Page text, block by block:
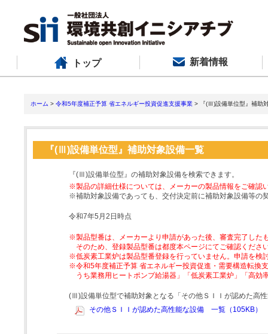
トップ 新着情報
ホーム > 令和5年度補正予算 省エネルギー投資促進支援事業 > 『(Ⅲ)設備単位型』補助
『(Ⅲ)設備単位型』補助対象設備一覧
『(Ⅲ)設備単位型』の補助対象設備を検索できます。
※製品の詳細仕様については、メーカーの製品情報をご確認
※補助対象設備であっても、交付決定前に補助対象設備等の
令和7年5月2日時点
※製品型番は、メーカーより申請があった後、審査完了した
そのため、登録製品型番は都度本ページにてご確認くださ
※低炭素工業炉は製品型番登録を行っていません。申請を検
※令和5年度補正予算 省エネルギー投資促進・需要構造転換
うち業務用ヒートポンプ給湯器」「低炭素工業炉」「高
(Ⅲ)設備単位型で補助対象となる「その他ＳＩＩが認めた高
その他ＳＩＩが認めた高性能な設備 一覧（105KB）